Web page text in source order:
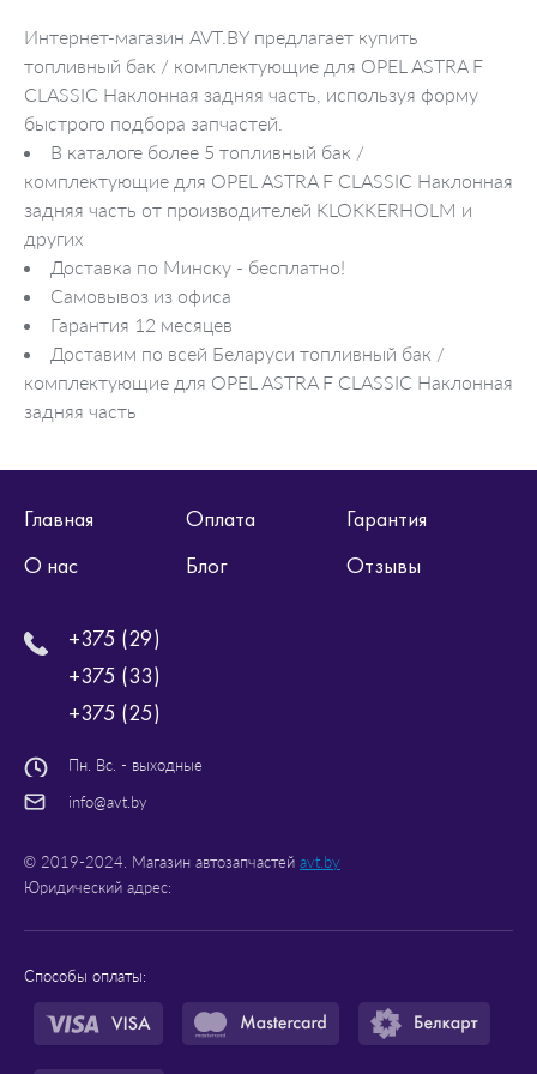
Интернет-магазин AVT.BY предлагает купить
топливный бак / комплектующие для OPEL ASTRA F
CLASSIC Наклонная задняя часть, используя форму
быстрого подбора запчастей.
В каталоге более 5 топливный бак /
комплектующие для OPEL ASTRA F CLASSIC Наклонная
задняя часть от производителей KLOKKERHOLM и
других
Доставка по Минску - бесплатно!
Самовывоз из офиса
Гарантия 12 месяцев
Доставим по всей Беларуси топливный бак /
комплектующие для OPEL ASTRA F CLASSIC Наклонная
задняя часть
Главная Оплата
Гарантия
О нас
Блог Отзывы
+375 (29)
+375 (33)
+375 (25)
Пн. Вс. - выходные
info@avt.by
© 2019-2024. Магазин автозапчастей avt.by
Юридический адрес:
Способы оплаты: